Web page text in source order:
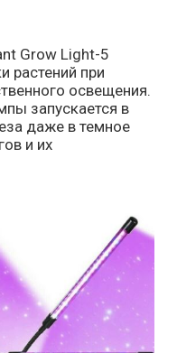
Grow Light-5
растений при
освещения.
запускается в
даже в темное
и их